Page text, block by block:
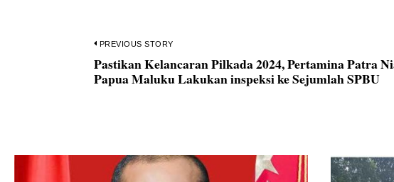
Navigasi
pos
PREVIOUS STORY
Previous
post:
Pastikan Kelancaran Pilkada 2024, Pertamina Patra
Papua Maluku Lakukan inspeksi ke Sejumlah SPBU